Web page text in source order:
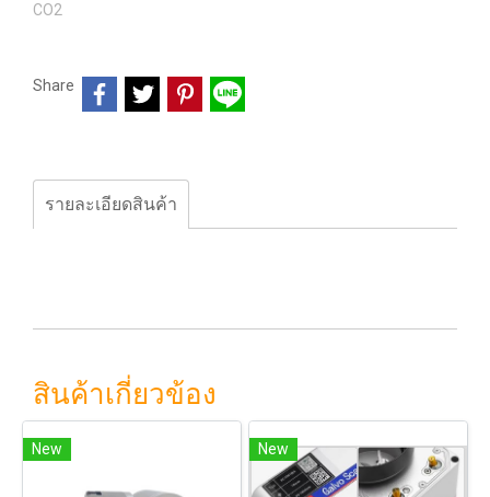
CO2
Share
รายละเอียดสินค้า
สินค้าเกี่ยวข้อง
New New